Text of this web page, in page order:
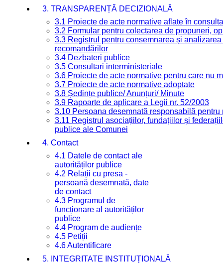
3. TRANSPARENȚĂ DECIZIONALĂ
3.1 Proiecte de acte normative aflate în
3.2 Formular pentru colectarea de propuneri,
3.3 Registrul pentru consemnarea și
recomandărilor
3.4 Dezbateri publice
3.5 Consultari interministeriale
3.6 Proiecte de acte normative pentru care nu
3.7 Proiecte de acte normative adoptate
3.8 Ședințe publice/ Anunțuri/ Minute
3.9 Rapoarte de aplicare a Legii nr. 52/2003
3.10 Persoana desemnată responsabilă
3.11 Registrul asociațiilor, fundațiilor și
publice ale Comunei
4. Contact
4.1 Datele de contact ale
autorităților publice
4.2 Relații cu presa -
persoană desemnată, date
de contact
4.3 Programul de
funcționare al autorităților
publice
4.4 Program de audiențe
4.5 Petiții
4.6 Autentificare
5. INTEGRITATE INSTITUȚIONALĂ